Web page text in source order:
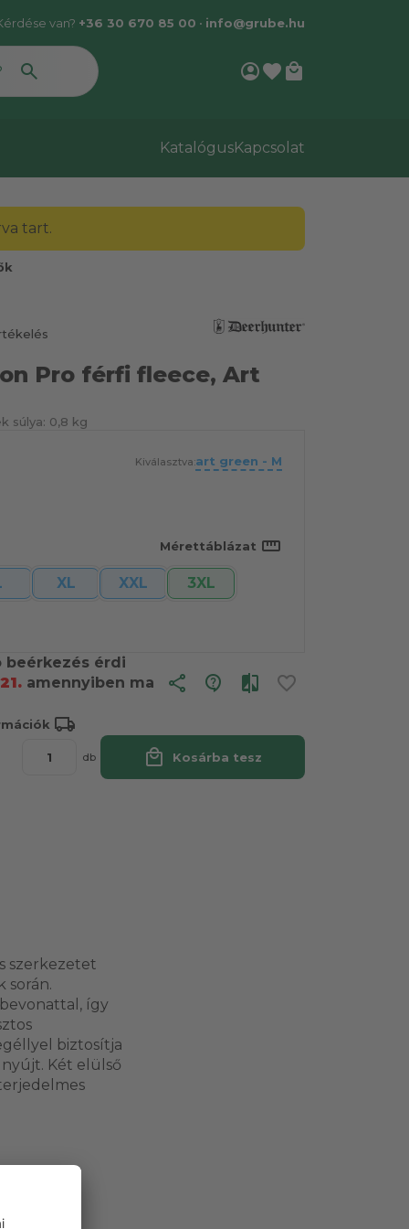
van? +36 30 670 85 00 • info@grube.hu
account_circlefavorite local_mall
KatalógusKapcsolat
tart.
Pro férfi fleece, Art
súlya: 0,8 kg
Kiválasztva:art green - M
Mérettáblázat straighten
XL XXL 3XL
beérkezés érdi
amennyiben ma share
local_shipping
db local_mall Kosárba tesz
szerkezetet
során.
így
biztosítja
nyújt. Két elülső